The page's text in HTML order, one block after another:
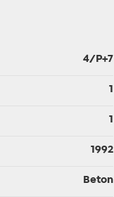
4/P+7
1992
Beton